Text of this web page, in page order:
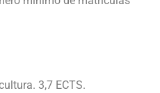
3,7 ECTS.